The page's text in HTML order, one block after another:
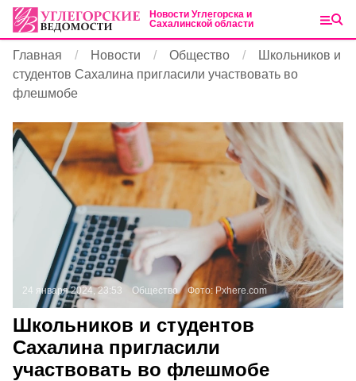
Новости Углегорска и
Сахалинской области
Главная Новости Общество
Школьников и
студентов Сахалина пригласили участвовать во
флешмобе
24 января 2024, 23:53 Общество Фото:Pxhere.com
Школьников и студентов
Сахалина пригласили
участвовать во флешмобе